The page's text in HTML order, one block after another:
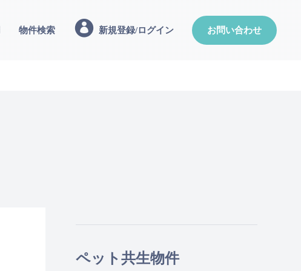
物件検索 新規登録/ログイン お問い合わせ
ペット共生物件